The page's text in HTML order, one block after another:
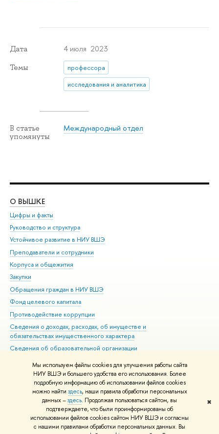
Мы используем файлы cookies для улучшения работы сайта
НИУ ВШЭ и большего удобства его использования. Более
подробную информацию об использовании файлов cookies
можно найти здесь, наши правила обработки персональных
данных –здесь. Продолжая пользоваться сайтом, вы
подтверждаете, что были проинформированы об
использовании файлов cookies сайтом НИУ ВШЭ и согласны
с нашими правилами обработки персональных данных. Вы
✖
Дата 4 июля 2023
Темы
профессора
исследования и аналитика
В статье
упомянуты
Международный отдел
О ВЫШКЕ
Цифры и факты
Руководство и структура
Устойчивое развитие в НИУ ВШЭ
Преподаватели и сотрудники
Корпуса и общежития
Закупки
Обращения граждан в НИУ ВШЭ
Фонд целевого капитала
Противодействие коррупции
Сведения о доходах, расходах, об имуществе и
обязательствах имущественного характера
Сведения об образовательной организации
Людям с ограниченными возможностями здоровья
Единая платежная страница
Работа в Вышке
© НИУ ВШЭ 1993–2026 Адреса и контакты Условия использования
материалов Политика конфиденциальности Карта сайта